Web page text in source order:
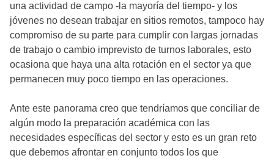
una actividad de campo -la mayoría del tiempo- y los
jóvenes no desean trabajar en sitios remotos, tampoco hay
compromiso de su parte para cumplir con largas jornadas
de trabajo o cambio imprevisto de turnos laborales, esto
ocasiona que haya una alta rotación en el sector ya que
permanecen muy poco tiempo en las operaciones.
Ante este panorama creo que tendríamos que conciliar de
algún modo la preparación académica con las
necesidades específicas del sector y esto es un gran reto
que debemos afrontar en conjunto todos los que